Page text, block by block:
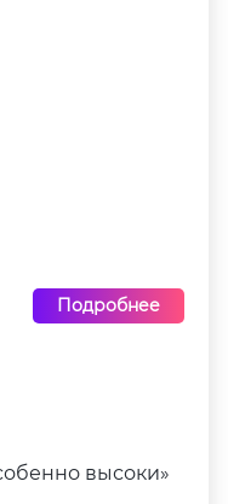
Подробнее
высоки»